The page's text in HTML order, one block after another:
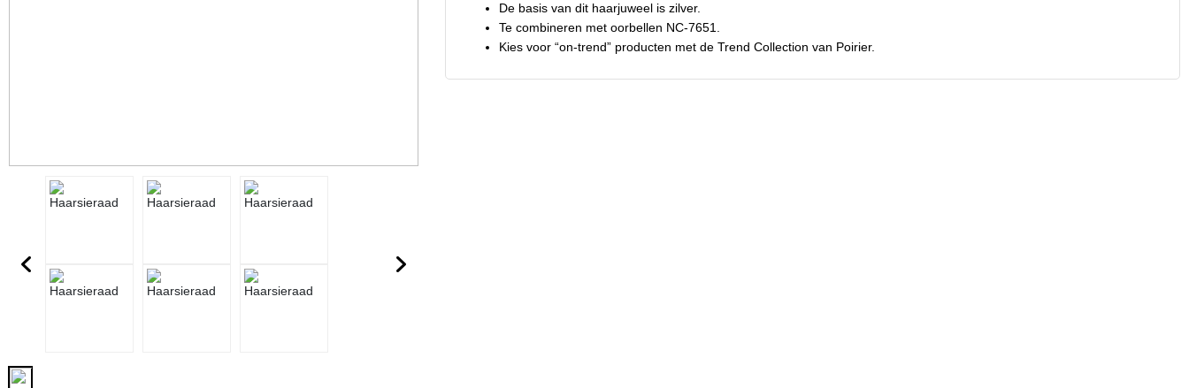
De basis van dit haarjuweel is zilver.
Te combineren met oorbellen NC-7651.
Kies voor “on-trend” producten met de Trend Collection van Poirier.